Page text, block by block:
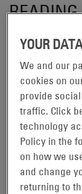
ottobre
EnerSys®
accumulo di
recente ha
Perfetti Van
come Mentos®
numerosi
flotta di carrelli
distribuzione
YOUR
We and our
cookies on
provide
traffic. Click
technology
Policy in the
on how we
and change
returning to